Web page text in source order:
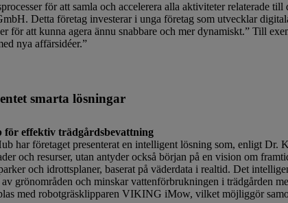
för att samla och accelerera alla aktiviteter relaterade
Detta företag investerar i unga företag som utvecklar
för att kunna agera ännu snabbare och mer dynamiskt.” Till
nya affärsidéer.”
smarta lösningar
effektiv trädgårdsbevattning
har företaget presenterat en intelligent lösning som, enligt Dr.
och resurser, utan antyder också början på en vision om
och idrottsplaner, baserat på väderdata i realtid. Det
grönområden och minskar vattenförbrukningen i trädgården
med robotgräsklipparen VIKING iMow, vilket möjliggör